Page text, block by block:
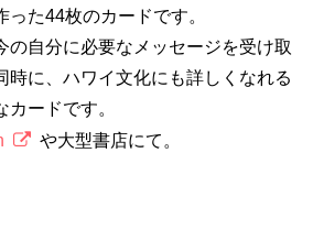
た44枚のカードです。
の自分に必要なメッセージを受け取
時に、ハワイ文化にも詳しくなれる
ードです。
や大型書店にて。